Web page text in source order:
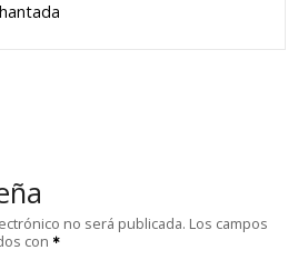
no será publicada. Los campos
con